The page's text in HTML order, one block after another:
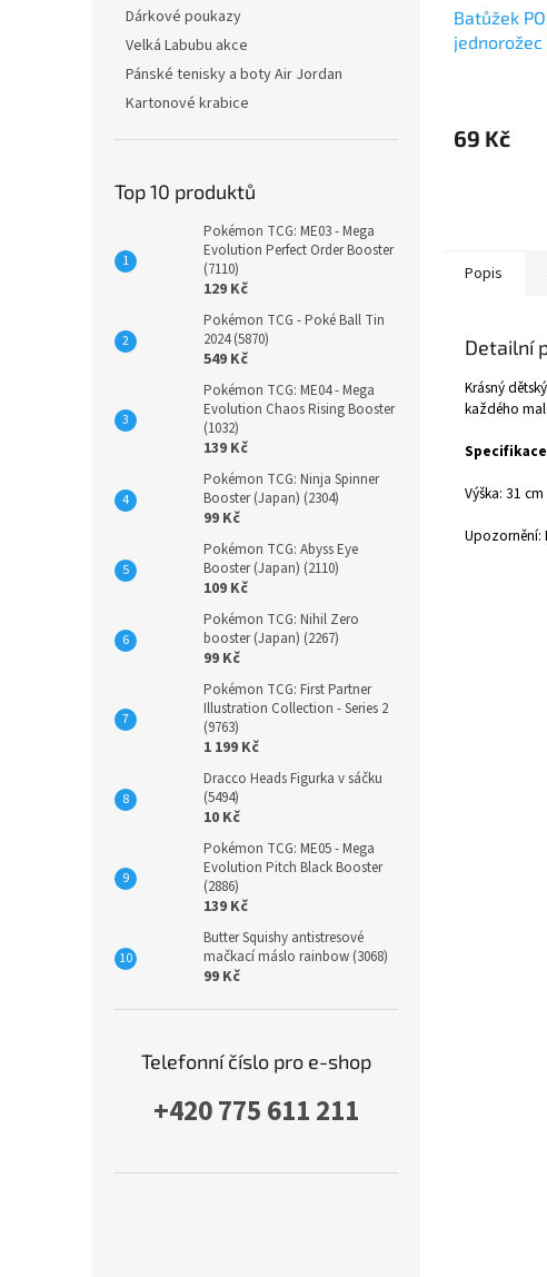
Dárkové poukazy
Velká Labubu akce
Pánské tenisky a boty Air Jordan
Kartonové krabice
Top 10 produktů
Pokémon TCG: ME03 - Mega
Evolution Perfect Order Booster
(7110)
129 Kč
Pokémon TCG - Poké Ball Tin
2024 (5870)
549 Kč
Pokémon TCG: ME04 - Mega
Evolution Chaos Rising Booster
(1032)
139 Kč
Pokémon TCG: Ninja Spinner
Booster (Japan) (2304)
99 Kč
Pokémon TCG: Abyss Eye
Booster (Japan) (2110)
109 Kč
Pokémon TCG: Nihil Zero
booster (Japan) (2267)
99 Kč
Pokémon TCG: First Partner
Illustration Collection - Series 2
(9763)
1 199 Kč
Dracco Heads Figurka v sáčku
(5494)
10 Kč
Pokémon TCG: ME05 - Mega
Evolution Pitch Black Booster
(2886)
139 Kč
Butter Squishy antistresové
mačkací máslo rainbow (3068)
99 Kč
Telefonní číslo pro e-shop
+420 775 611 211
Batůžek
jednorožec
69 Kč
Popis
Detailní
Krásný
každého
Výška: 31 cm
Upozornění: